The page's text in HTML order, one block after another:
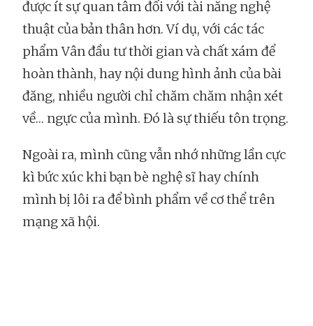
được ít sự quan tâm đối với tài năng nghệ
thuật của bản thân hơn. Ví dụ, với các tác
phẩm Vân đầu tư thời gian và chất xám để
hoàn thành, hay nội dung hình ảnh của bài
đăng, nhiều người chỉ chăm chăm nhận xét
về… ngực của mình. Đó là sự thiếu tôn trọng.
Ngoài ra, mình cũng vẫn nhớ những lần cực
kì bức xúc khi bạn bè nghệ sĩ hay chính
mình bị lôi ra để bình phẩm về cơ thể trên
mạng xã hội.